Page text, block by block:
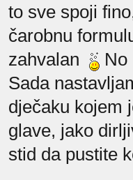
to sve spoji
čarobnu
zahvalan
No
Sada
dječaku kojem
glave, jako
stid da pustite